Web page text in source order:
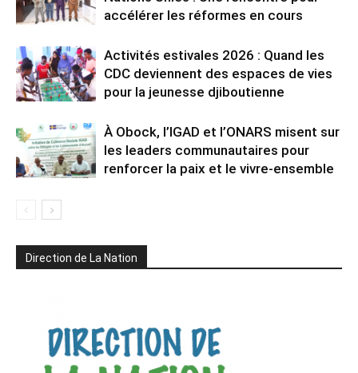
accélérer les réformes en cours
Activités estivales 2026 : Quand les
CDC deviennent des espaces de vies
pour la jeunesse djiboutienne
À Obock, l’IGAD et l’ONARS misent sur
les leaders communautaires pour
renforcer la paix et le vivre-ensemble
Direction de La Nation